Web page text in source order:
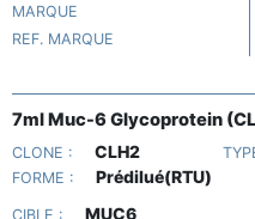
MARQUE
REF. MARQUE
7ml Muc-6 Glycoprotein
CLONE : CLH2
FORME : Prédilué(RTU)
CIBLE : MUC6